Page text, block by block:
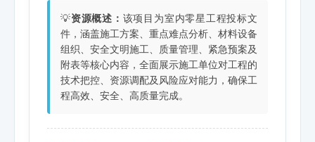
💡资源概述： 该项目为室内零星工程投标文
件，涵盖施工方案、重点难点分析、材料设备
组织、安全文明施工、质量管理、紧急预案及
附表等核心内容，全面展示施工单位对工程的
技术把控、资源调配及风险应对能力，确保工
程高效、安全、高质量完成。